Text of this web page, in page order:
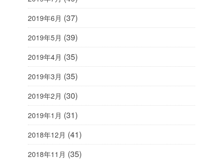
2019年6月 (37)
2019年5月 (39)
2019年4月 (35)
2019年3月 (35)
2019年2月 (30)
2019年1月 (31)
2018年12月 (41)
2018年11月 (35)